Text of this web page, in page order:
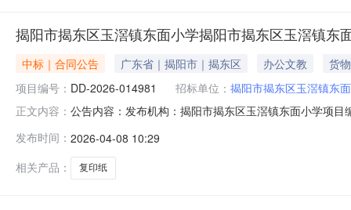
揭阳市揭东区玉滘镇东面小学揭阳市揭东区玉滘镇东
中标｜合同公告 广东省｜揭阳市｜揭东区 办公文教
货物
项目编号： DD-2026-014981 招标单位： 揭阳市揭东区玉滘镇东
正文内容： 公告内容：发布机构：揭阳市揭东区玉滘镇东面小学项
镇东面小学联系方式：13927042665供应商(乙方)：揭
发布时间： 2026-04-08 10:29
相关产品：
复印纸